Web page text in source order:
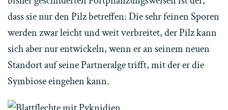
dass sie nur den Pilz betreffen: Die sehr feinen Sporen
werden zwar leicht und weit verbreitet, der Pilz kann
sich aber nur entwickeln, wenn er an seinem neuen
Standort auf seine Partneralge trifft, mit der er die
Symbiose eingehen kann.